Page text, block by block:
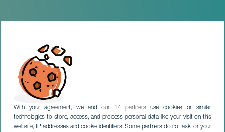
With your agreement, we andour 14 partnersuse cookies or similar
technologies to store, access, and process personal data like your visit on this
website, IP addresses and cookie identifiers. Some partners do not ask for your